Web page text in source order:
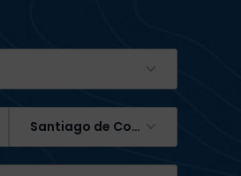
Santiago de Compostela